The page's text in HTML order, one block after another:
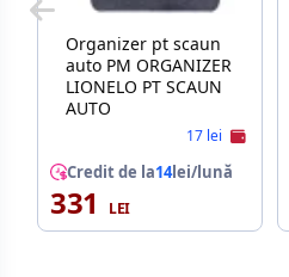
Organizer pt scaun
auto PM ORGANIZER
LIONELO PT SCAUN
AUTO
17 lei
Credit de la14lei/lună
331